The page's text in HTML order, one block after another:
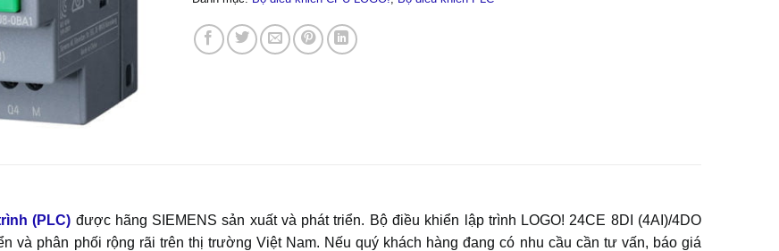
(PLC) được hãng SIEMENS sản xuất và phát triển. Bộ điều khiển lập trình LOGO! 24CE 8DI (4AI)/4DO
và phân phối rộng rãi trên thị trường Việt Nam. Nếu quý khách hàng đang có nhu cầu cần tư vấn, báo giá